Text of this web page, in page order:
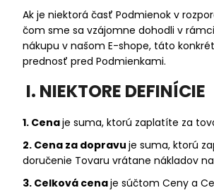
Ak je niektorá časť Podmienok v
čom sme sa vzájomne dohodli v
nákupu v našom E-shope, táto
prednosť pred Podmienkami.
I. NIEKTORE DEFINÍCIE
1. Cenaje suma, ktorú zaplatíte za
2. Cena za dopravuje suma, ktorú
doručenie Tovaru vrátane nákladov
3. Celková cenaje súčtom Ceny a